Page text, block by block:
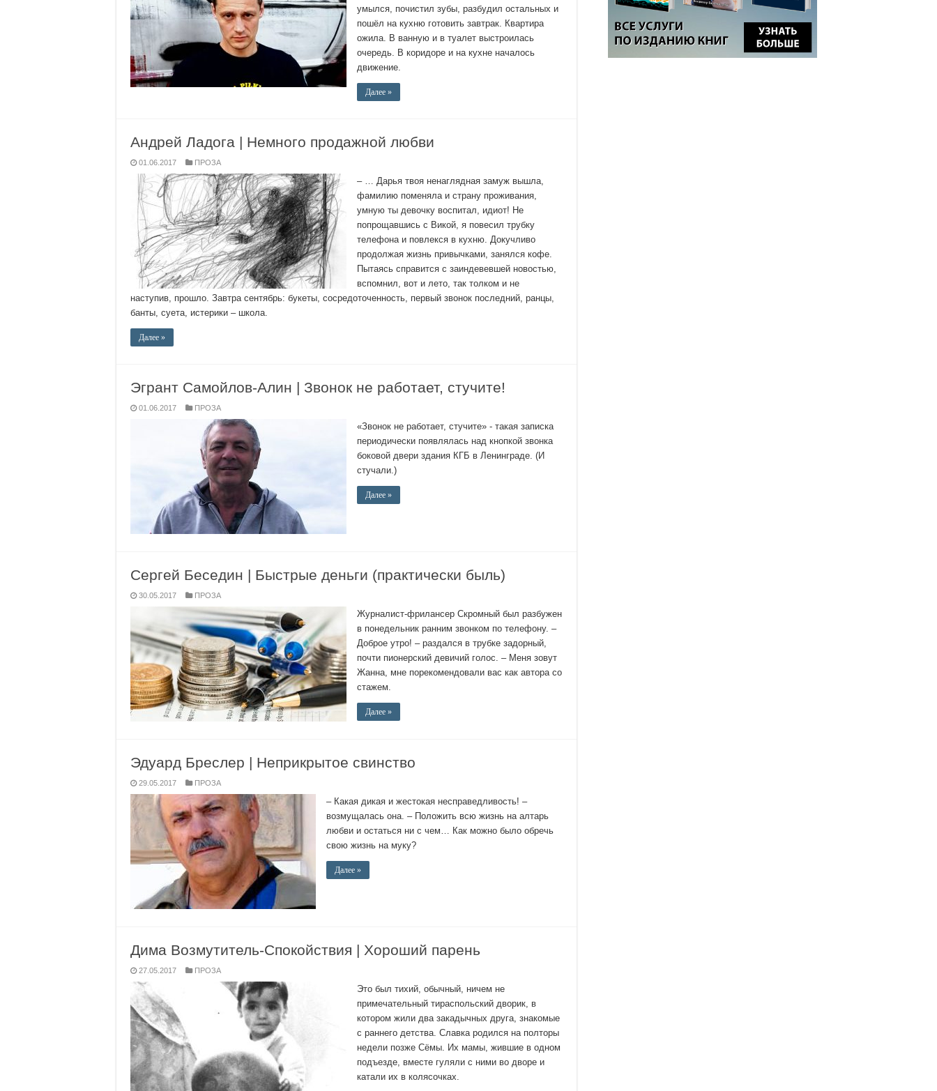
умылся, почистил зубы, разбудил остальных и
пошёл на кухню готовить завтрак. Квартира
ожила. В ванную и в туалет выстроилась
очередь. В коридоре и на кухне началось
движение.
Далее »
Андрей Ладога | Немного продажной любви
01.06.2017 ПРОЗА
– … Дарья твоя ненаглядная замуж вышла,
фамилию поменяла и страну проживания,
умную ты девочку воспитал, идиот! Не
попрощавшись с Викой, я повесил трубку
телефона и повлекся в кухню. Докучливо
продолжая жизнь привычками, занялся кофе.
Пытаясь справится с заиндевевшей новостью,
вспомнил, вот и лето, так толком и не
наступив, прошло. Завтра сентябрь: букеты, сосредоточенность, первый звонок последний, ранцы,
банты, суета, истерики – школа.
Далее »
Эгрант Самойлов-Алин | Звонок не работает, стучите!
01.06.2017 ПРОЗА
«Звонок не работает, стучите» - такая записка
периодически появлялась над кнопкой звонка
боковой двери здания КГБ в Ленинграде. (И
стучали.)
Далее »
Сергей Беседин | Быстрые деньги (практически быль)
30.05.2017 ПРОЗА
Журналист-фрилансер Скромный был разбужен
в понедельник ранним звонком по телефону. –
Доброе утро! – раздался в трубке задорный,
почти пионерский девичий голос. – Меня зовут
Жанна, мне порекомендовали вас как автора со
стажем.
Далее »
Эдуард Бреслер | Неприкрытое свинство
29.05.2017 ПРОЗА
– Какая дикая и жестокая несправедливость! –
возмущалась она. – Положить всю жизнь на алтарь
любви и остаться ни с чем… Как можно было обречь
свою жизнь на муку?
Далее »
Дима Возмутитель-Спокойствия | Хороший парень
27.05.2017 ПРОЗА
Это был тихий, обычный, ничем не
примечательный тираспольский дворик, в
котором жили два закадычных друга, знакомые
с раннего детства. Славка родился на полторы
недели позже Сёмы. Их мамы, жившие в одном
подъезде, вместе гуляли с ними во дворе и
катали их в колясочках.